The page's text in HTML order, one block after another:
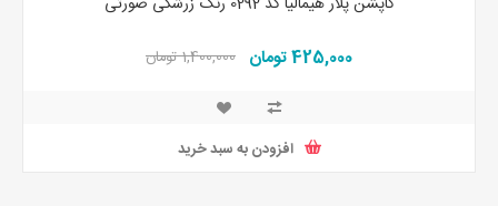
425,000 تومان 1,400,000 تومان
افزودن به سبد خرید